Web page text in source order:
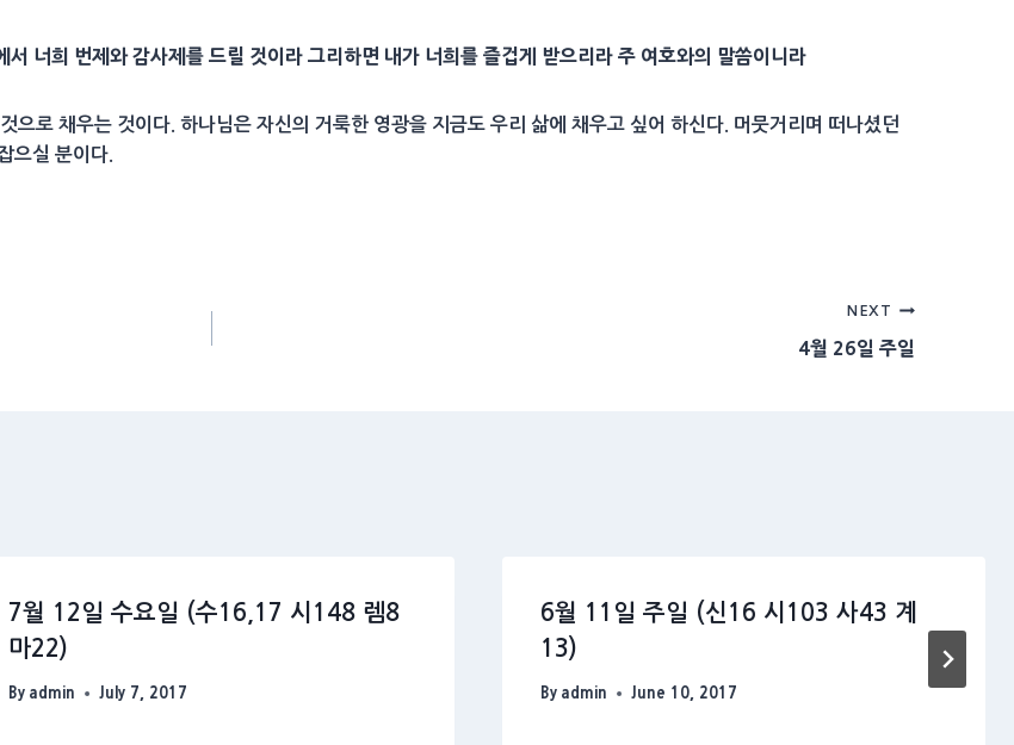
서 너희 번제와감사제를 드릴 것이라 그리하면 내가 너희를 즐겁게 받으리라 주 여호와의 말씀이니라
으로 채우는 것이다. 하나님은 자신의 거룩한 영광을 지금도 우리 삶에 채우고 싶어 하신다. 머뭇거리며 떠나셨던
으실 분이다.
NEXT
4월 26일 주일
7월 12일 수요일 (수16,17 시148 렘8
마22)
By admin July 7, 2017
6월 11일 주일 (신16 시103 사43 계
13)
By admin June 10, 2017